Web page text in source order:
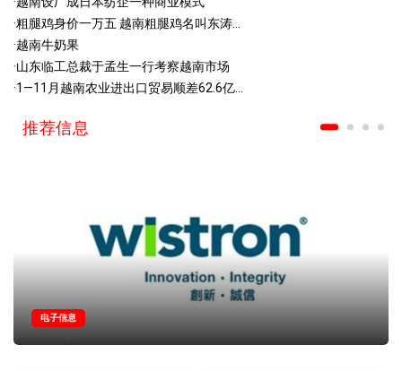
·粗腿鸡身价一万五 越南粗腿鸡名叫东涛...
·越南牛奶果
·山东临工总裁于孟生一行考察越南市场
·1—11月越南农业进出口贸易顺差62.6亿...
推荐信息
电子信息